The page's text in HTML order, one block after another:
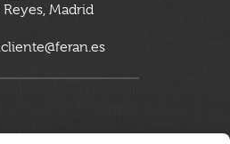
Reyes, Madrid